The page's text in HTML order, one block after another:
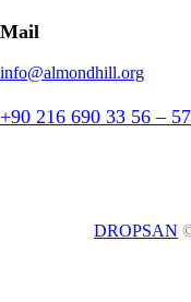
Mail
info@almondhill.org
+90 216 690 33 56 – 57
DROPSAN